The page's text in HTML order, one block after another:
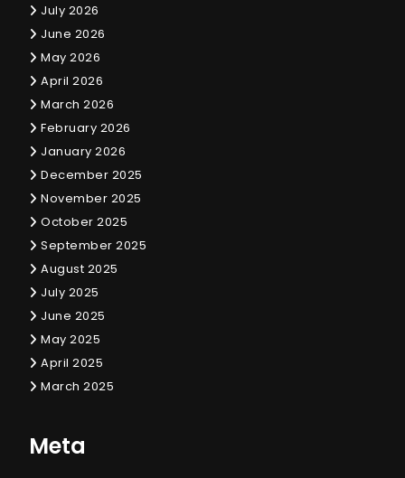
July 2026
June 2026
May 2026
April 2026
March 2026
February 2026
January 2026
December 2025
November 2025
October 2025
September 2025
August 2025
July 2025
June 2025
May 2025
April 2025
March 2025
Meta